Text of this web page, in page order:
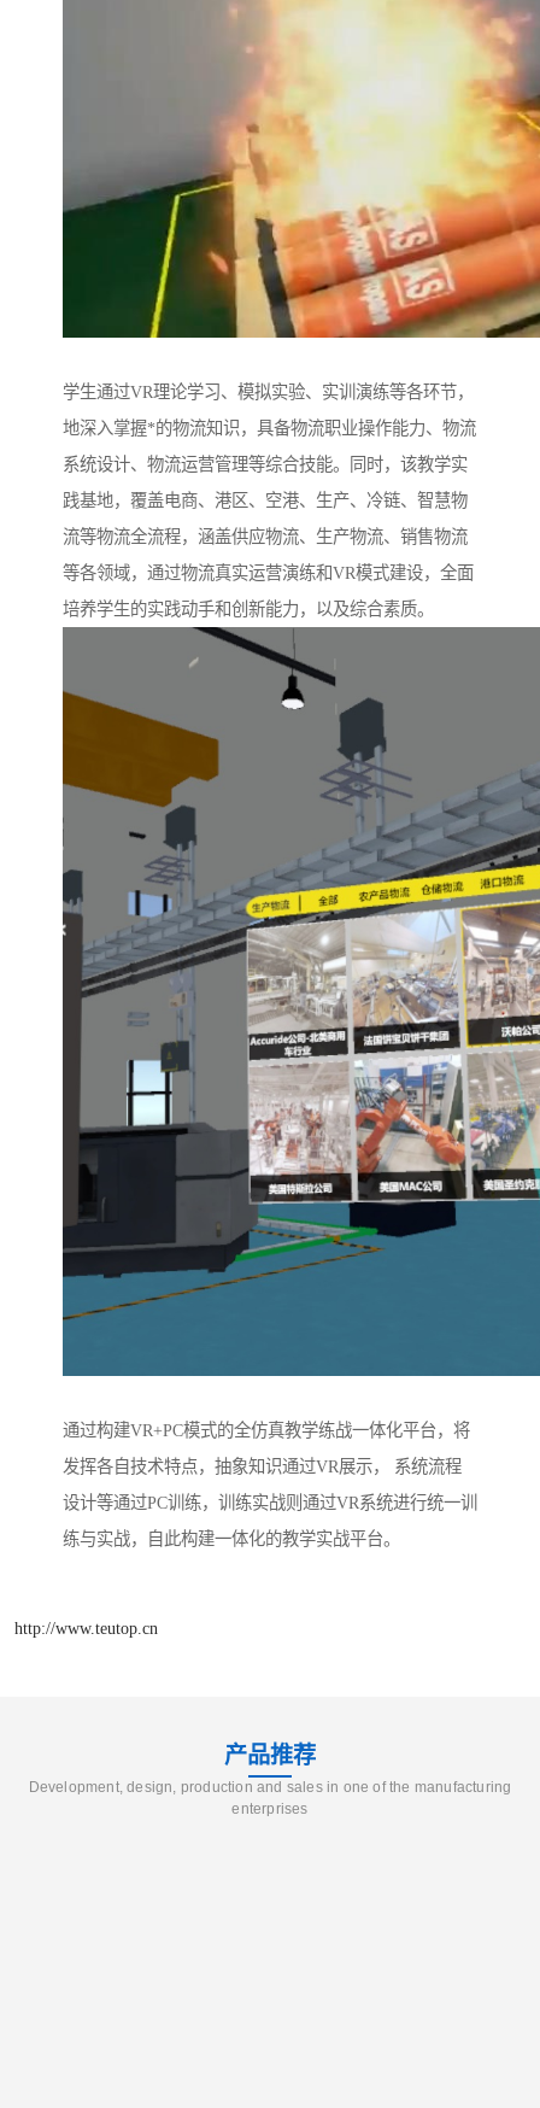
学生通过VR理论学习、模拟实验、实训演练等各环节，
地深入掌握*的物流知识，具备物流职业操作能力、物流
系统设计、物流运营管理等综合技能。同时，该教学实
践基地，覆盖电商、港区、空港、生产、冷链、智慧物
流等物流全流程，涵盖供应物流、生产物流、销售物流
等各领域，通过物流真实运营演练和VR模式建设，全面
培养学生的实践动手和创新能力，以及综合素质。
通过构建VR+PC模式的全仿真教学练战一体化平台，将
发挥各自技术特点，抽象知识通过VR展示， 系统流程
设计等通过PC训练，训练实战则通过VR系统进行统一训
练与实战，自此构建一体化的教学实战平台。
http://www.teutop.cn
产品推荐
Development, design, production and sales in one of the manufacturing
enterprises